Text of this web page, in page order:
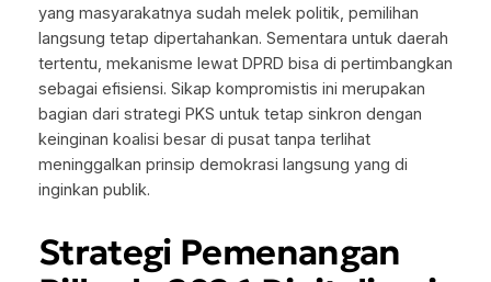
yang masyarakatnya sudah melek politik, pemilihan
langsung tetap dipertahankan. Sementara untuk daerah
tertentu, mekanisme lewat DPRD bisa di pertimbangkan
sebagai efisiensi. Sikap kompromistis ini merupakan
bagian dari strategi PKS untuk tetap sinkron dengan
keinginan koalisi besar di pusat tanpa terlihat
meninggalkan prinsip demokrasi langsung yang di
inginkan publik.
Strategi Pemenangan